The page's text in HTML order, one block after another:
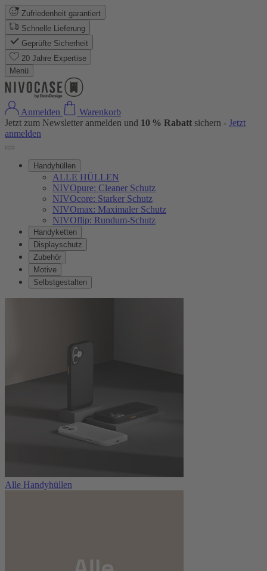
Zufriedenheit garantiert
Schnelle Lieferung
Geprüfte Sicherheit
20 Jahre Expertise
Menü
Anmelden
Warenkorb
Jetzt zum Newsletter anmelden und 10 % Rabatt sichern - Jetzt
anmelden
Handyhüllen
ALLE HÜLLEN
NIVOpure: Cleaner Schutz
NIVOcore: Starker Schutz
NIVOmax: Maximaler Schutz
NIVOflip: Rundum-Schutz
Handyketten
Displayschutz
Zubehör
Motive
Selbstgestalten
Alle Handyhüllen